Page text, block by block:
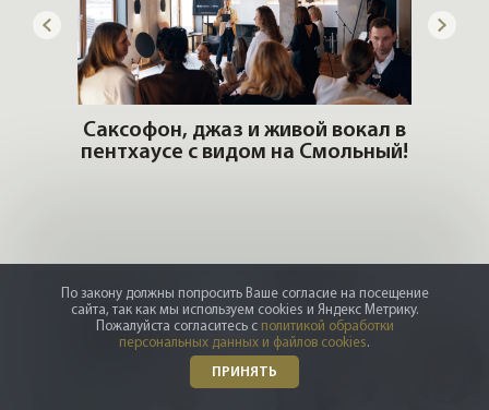
Саксофон, джаз и живой вокал в
пентхаусе с видом на Смольный!
По закону должны попросить Ваше согласие на посещение
сайта, так как мы используем cookies и Яндекс Метрику.
Пожалуйста согласитесь с политикой обработки
персональных данных и файлов cookies.
ПРИНЯТЬ